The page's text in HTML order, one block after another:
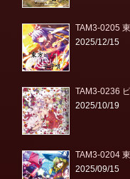
TAM3-0205
2025/12/15
TAM3-0236
2025/10/19
TAM3-0204
2025/09/15